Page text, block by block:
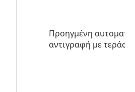
Προηγμένη
αντιγραφή με